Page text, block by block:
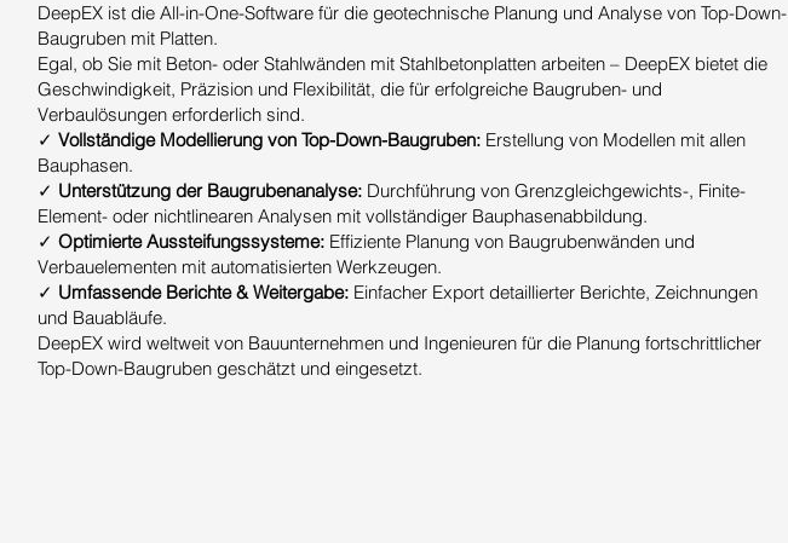
DeepEX ist die All-in-One-Software für die geotechnische Planung und Analyse von Top-Down-
Baugruben mit Platten.
Egal, ob Sie mit Beton- oder Stahlwänden mit Stahlbetonplatten arbeiten – DeepEX bietet die
Geschwindigkeit, Präzision und Flexibilität, die für erfolgreiche Baugruben- und
Verbaulösungen erforderlich sind.
✓ Vollständige Modellierung von Top-Down-Baugruben:Erstellung von Modellen mit allen
Bauphasen.
✓ Unterstützung der Baugrubenanalyse:Durchführung von Grenzgleichgewichts-, Finite-
Element- oder nichtlinearen Analysen mit vollständiger Bauphasenabbildung.
✓ Optimierte Aussteifungssysteme:Effiziente Planung von Baugrubenwänden und
Verbauelementen mit automatisierten Werkzeugen.
✓ Umfassende Berichte & Weitergabe:Einfacher Export detaillierter Berichte, Zeichnungen
und Bauabläufe.
DeepEX wird weltweit von Bauunternehmen und Ingenieuren für die Planung fortschrittlicher
Top-Down-Baugruben geschätzt und eingesetzt.